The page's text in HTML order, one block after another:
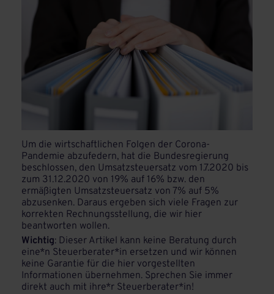
Um die wirtschaftlichen Folgen der Corona-
Pandemie abzufedern, hat die Bundesregierung
beschlossen, den Umsatzsteuersatz vom 1.7.2020 bis
zum 31.12.2020 von 19% auf 16% bzw. den
ermäßigten Umsatzsteuersatz von 7% auf 5%
abzusenken. Daraus ergeben sich viele Fragen zur
korrekten Rechnungsstellung, die wir hier
beantworten wollen.
Wichtig: Dieser Artikel kann keine Beratung durch
eine*n Steuerberater*in ersetzen und wir können
keine Garantie für die hier vorgestellten
Informationen übernehmen. Sprechen Sie immer
direkt auch mit ihre*r Steuerberater*in!